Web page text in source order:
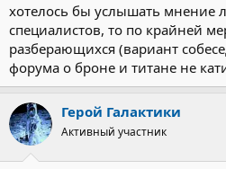
хотелось бы услышать мнение
специалистов, то по крайней
разберающихся (вариант
форума о броне и титане не
Герой Галактики
Активный участник